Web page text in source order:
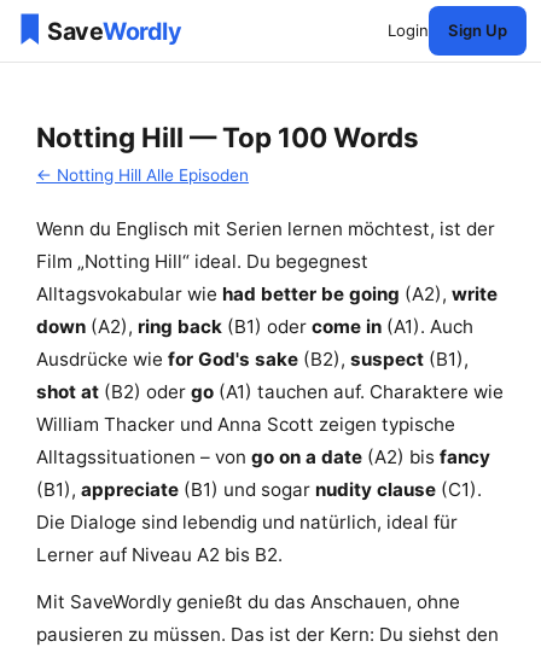
Login Sign Up
Notting Hill — Top 100 Words
← Notting Hill Alle Episoden
Wenn du Englisch mit Serien lernen möchtest, ist der
Film „Notting Hill“ ideal. Du begegnest
Alltagsvokabular wie had better be going (A2), write
down (A2), ring back (B1) oder come in (A1). Auch
Ausdrücke wie for God's sake (B2), suspect (B1),
shot at (B2) oder go (A1) tauchen auf. Charaktere wie
William Thacker und Anna Scott zeigen typische
Alltagssituationen – von go on a date (A2) bis fancy
(B1), appreciate (B1) und sogar nudity clause (C1).
Die Dialoge sind lebendig und natürlich, ideal für
Lerner auf Niveau A2 bis B2.
Mit SaveWordly genießt du das Anschauen, ohne
pausieren zu müssen. Das ist der Kern: Du siehst den